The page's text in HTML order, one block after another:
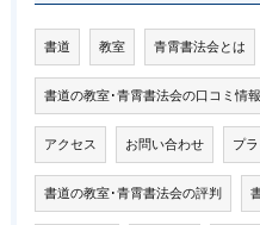
書道 教室 青霄書法会とは
書道の教室･青霄書法会の口コミ情報
アクセス お問い合わせ プ
書道の教室･青霄書法会の評判